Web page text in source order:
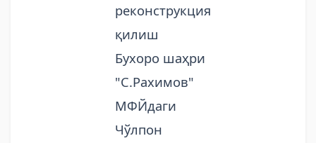
реконструкция
қилиш
Бухоро шаҳри
"С.Рахимов"
МФЙдаги
Чўлпон